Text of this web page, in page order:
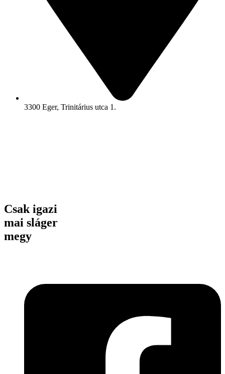
3300 Eger, Trinitárius utca 1.
Csak igazi
mai sláger
megy